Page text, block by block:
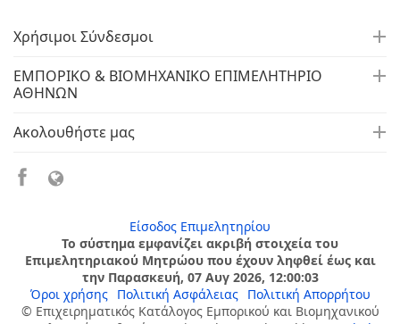
Χρήσιμοι Σύνδεσμοι
ΕΜΠΟΡΙΚΟ & ΒΙΟΜΗΧΑΝΙΚΟ ΕΠΙΜΕΛΗΤΗΡΙΟ
ΑΘΗΝΩΝ
Ακολουθήστε μας
Είσοδος Επιμελητηρίου
Το σύστημα εμφανίζει ακριβή στοιχεία του
Επιμελητηριακού Μητρώου που έχουν ληφθεί έως και
την Παρασκευή, 07 Αυγ 2026, 12:00:03
Όροι χρήσης
Πολιτική Ασφάλειας
Πολιτική Απορρήτου
© Επιχειρηματικός Κατάλογος Εμπορικού και Βιομηχανικού